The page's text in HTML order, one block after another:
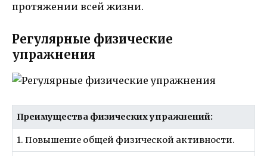
протяжении всей жизни.
Регулярные физические
упражнения
Преимущества физических упражнений:
1. Повышение общей физической активности.